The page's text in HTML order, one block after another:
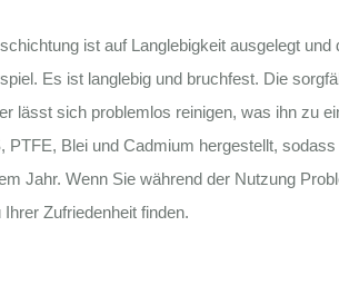
ist auf Langlebigkeit ausgelegt und
Es ist langlebig und bruchfest. Die
lässt sich problemlos reinigen, was ihn zu
Blei und Cadmium hergestellt,
Jahr. Wenn Sie während der Nutzung
Zufriedenheit finden.